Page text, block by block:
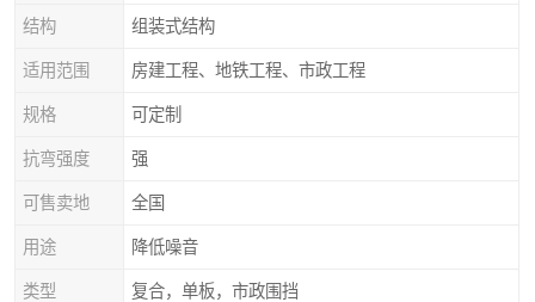
结构 组装式结构
适用范围 房建工程、地铁工程、市政工程
规格 可定制
抗弯强度 强
可售卖地 全国
用途 降低噪音
类型 复合，单板，市政围挡